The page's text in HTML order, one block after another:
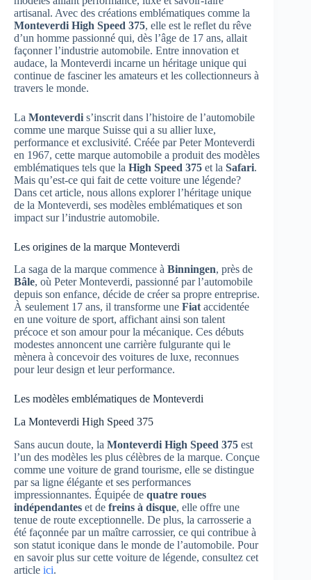
artisanal. Avec des créations emblématiques comme la
Monteverdi High Speed 375, elle est le reflet du rêve
d’un homme passionné qui, dès l’âge de 17 ans, allait
façonner l’industrie automobile. Entre innovation et
audace, la Monteverdi incarne un héritage unique qui
continue de fasciner les amateurs et les collectionneurs à
travers le monde.
La Monteverdi s’inscrit dans l’histoire de l’automobile
comme une marque Suisse qui a su allier luxe,
performance et exclusivité. Créée par Peter Monteverdi
en 1967, cette marque automobile a produit des modèles
emblématiques tels que la High Speed 375 et la Safari.
Mais qu’est-ce qui fait de cette voiture une légende?
Dans cet article, nous allons explorer l’héritage unique
de la Monteverdi, ses modèles emblématiques et son
impact sur l’industrie automobile.
Les origines de la marque Monteverdi
La saga de la marque commence à Binningen, près de
Bâle, où Peter Monteverdi, passionné par l’automobile
depuis son enfance, décide de créer sa propre entreprise.
À seulement 17 ans, il transforme une Fiataccidentée
en une voiture de sport, affichant ainsi son talent
précoce et son amour pour la mécanique. Ces débuts
modestes annoncent une carrière fulgurante qui le
mènera à concevoir des voitures de luxe, reconnues
pour leur design et leur performance.
Les modèles emblématiques de Monteverdi
La Monteverdi High Speed 375
Sans aucun doute, la Monteverdi High Speed 375 est
l’un des modèles les plus célèbres de la marque. Conçue
comme une voiture de grand tourisme, elle se distingue
par sa ligne élégante et ses performances
impressionnantes. Équipée de quatre roues
indépendantes et de freins à disque, elle offre une
tenue de route exceptionnelle. De plus, la carrosserie a
été façonnée par un maître carrossier, ce qui contribue à
son statut iconique dans le monde de l’automobile. Pour
en savoir plus sur cette voiture de légende, consultez cet
article ici.